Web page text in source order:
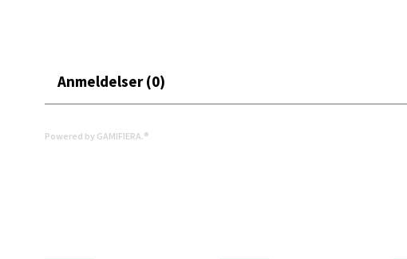
Anmeldelser (0)
Powered by GAMIFIERA.®
Madlakrossen
Levanger